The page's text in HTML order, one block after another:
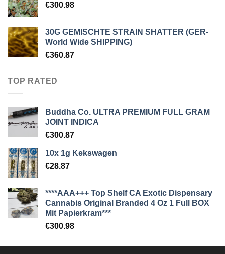
€300.98
30G GEMISCHTE STRAIN SHATTER (GER-
World Wide SHIPPING)
€360.87
TOP RATED
Buddha Co. ULTRA PREMIUM FULL GRAM
JOINT INDICA
€300.87
10x 1g Kekswagen
€28.87
****AAA+++ Top Shelf CA Exotic Dispensary
Cannabis Original Branded 4 Oz 1 Full BOX
Mit Papierkram***
€300.98